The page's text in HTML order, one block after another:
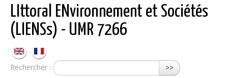
LIttoral ENvironnement et Sociétés
(LIENSs) - UMR 7266
Rechercher : >>